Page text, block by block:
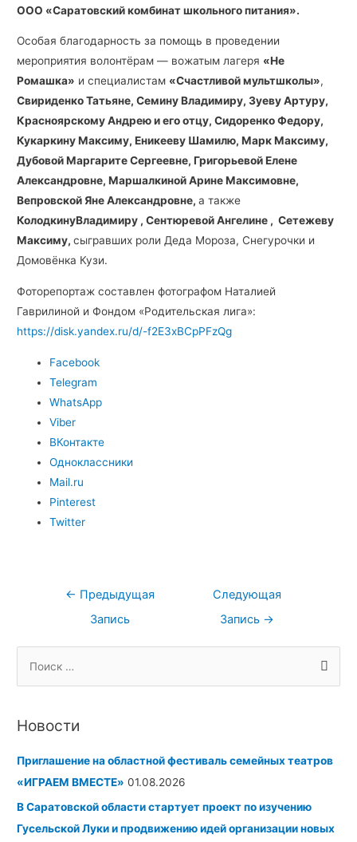
ООО «Саратовский комбинат школьного питания».
Особая благодарность за помощь в проведении
мероприятия волонтёрам — вожатым лагеря «Не
Ромашка» и специалистам «Счастливой мультшколы»,
Свириденко Татьяне, Семину Владимиру, Зуеву Артуру,
Красноярскому Андрею и его отцу, Сидоренко Федору,
Кукаркину Максиму, Еникееву Шамилю, Марк Максиму,
Дубовой Маргарите Сергеевне, Григорьевой Елене
Александровне, Маршалкиной Арине Максимовне,
Вепровской Яне Александровне,а также
КолодкинуВладимиру , Сентюревой Ангелине , Сетежеву
Максиму,сыгравших роли Деда Мороза, Снегурочки и
Домовёнка Кузи.
Фоторепортаж составлен фотографом Наталией
Гаврилиной и Фондом «Родительская лига»:
https://disk.yandex.ru/d/-f2E3xBCpPFzQg
Facebook
Telegram
WhatsApp
Viber
ВКонтакте
Одноклассники
Mail.ru
Pinterest
Twitter
← Предыдущая
Запись
Следующая
Запись →
с
к
Новости
Приглашение на областной фестиваль семейных театров
«ИГРАЕМ ВМЕСТЕ» 01.08.2026
В Саратовской области стартует проект по изучению
Гусельской Луки и продвижению идей организации новых
и
ы
р
к
и